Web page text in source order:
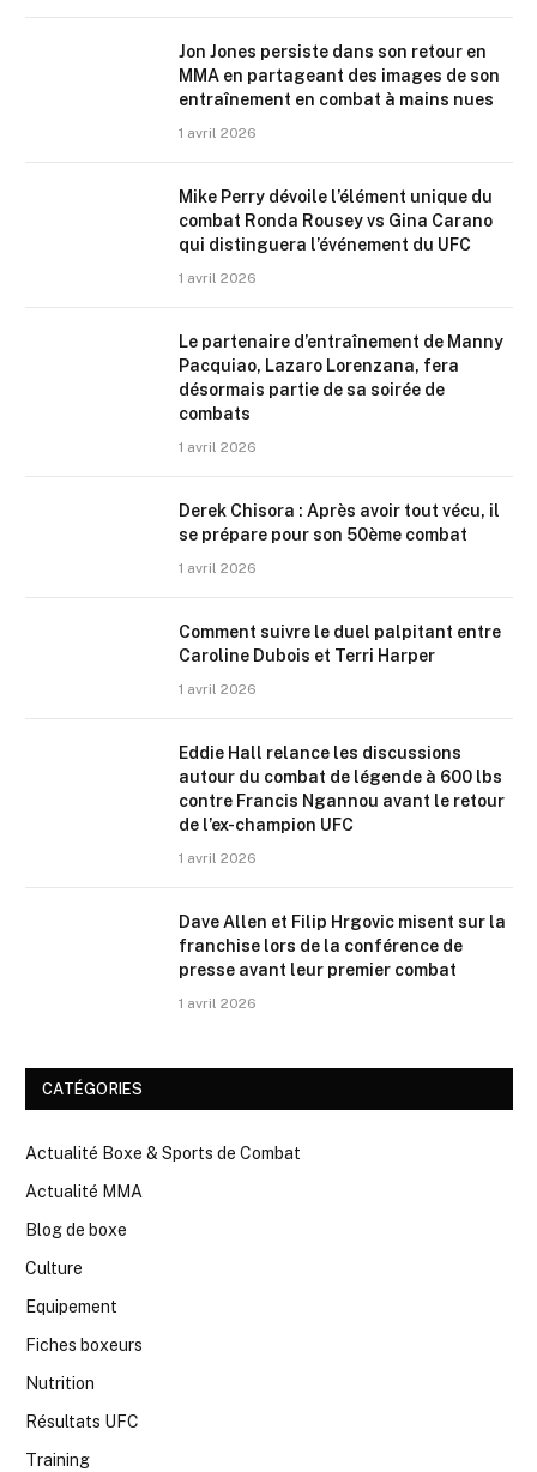
Jon Jones persiste dans son retour en
MMA en partageant des images de son
entraînement en combat à mains nues
1 avril 2026
Mike Perry dévoile l’élément unique du
combat Ronda Rousey vs Gina Carano
qui distinguera l’événement du UFC
1 avril 2026
Le partenaire d’entraînement de Manny
Pacquiao, Lazaro Lorenzana, fera
désormais partie de sa soirée de
combats
1 avril 2026
Derek Chisora : Après avoir tout vécu, il
se prépare pour son 50ème combat
1 avril 2026
Comment suivre le duel palpitant entre
Caroline Dubois et Terri Harper
1 avril 2026
Eddie Hall relance les discussions
autour du combat de légende à 600 lbs
contre Francis Ngannou avant le retour
de l’ex-champion UFC
1 avril 2026
Dave Allen et Filip Hrgovic misent sur la
franchise lors de la conférence de
presse avant leur premier combat
1 avril 2026
CATÉGORIES
Actualité Boxe & Sports de Combat
Actualité MMA
Blog de boxe
Culture
Equipement
Fiches boxeurs
Nutrition
Résultats UFC
Training